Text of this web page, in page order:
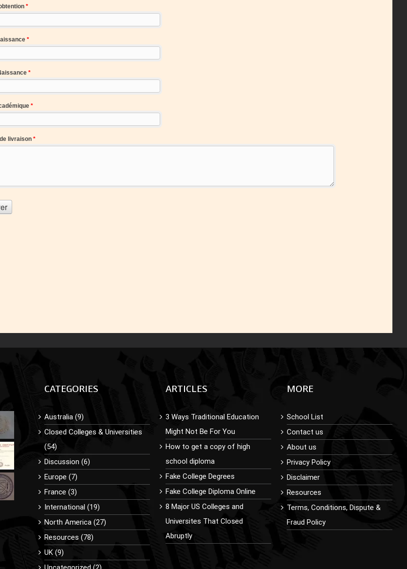
CATEGORIES
Australia (9)
Closed Colleges & Universities
(54)
Discussion (6)
Europe (7)
France (3)
International (19)
North America (27)
Resources (78)
UK (9)
ARTICLES
3 Ways Traditional Education
Might Not Be For You
How to get a copy of high
school diploma
Fake College Degrees
Fake College Diploma Online
8 Major US Colleges and
Universites That Closed
Abruptly
MORE
School List
Contact us
About us
Privacy Policy
Disclaimer
Resources
Terms, Conditions, Dispute &
Fraud Policy